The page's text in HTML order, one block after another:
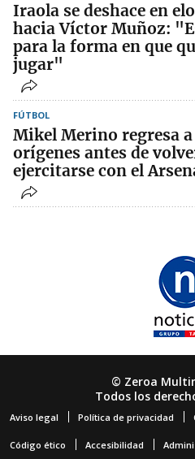
Iraola se deshace en
hacia Víctor Muñoz:
para la forma en que
jugar"
FÚTBOL
Mikel Merino regresa a
orígenes antes de
ejercitarse con el
© Zeroa
Todos los
Aviso legal Política de privacidad
Código ético Accesibilidad